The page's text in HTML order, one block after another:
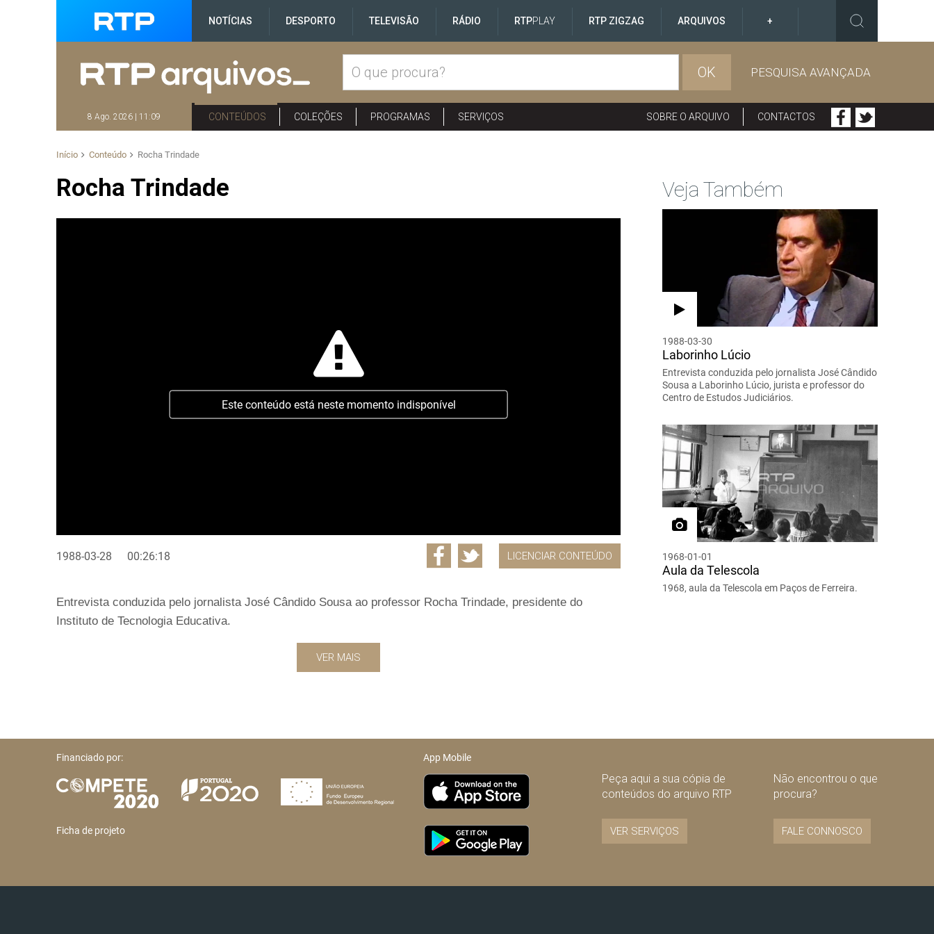
NOTÍCIAS DESPORTO TELEVISÃO RÁDIO RTPPLAY RTP ZIGZAG ARQUIVOS +
OK PESQUISA AVANÇADA
8 Ago. 2026 | 11:09 CONTEÚDOS COLEÇÕES PROGRAMAS SERVIÇOS SOBRE O ARQUIVO CONTACTOS
Início Conteúdo Rocha Trindade
Rocha Trindade
Este conteúdo está neste momento indisponível
1988-03-28 00:26:18 LICENCIAR CONTEÚDO
Entrevista conduzida pelo jornalista José Cândido Sousa ao professor Rocha Trindade, presidente do
Instituto de Tecnologia Educativa.
VER MAIS
Veja Também
1988-03-30
Laborinho Lúcio
Entrevista conduzida pelo jornalista José Cândido
Sousa a Laborinho Lúcio, jurista e professor do
Centro de Estudos Judiciários.
1968-01-01
Aula da Telescola
1968, aula da Telescola em Paços de Ferreira.
Financiado por:
Ficha de projeto
App Mobile
Peça aqui a sua cópia de
conteúdos do arquivo RTP
VER SERVIÇOS
Não encontrou o que
procura?
FALE CONNOSCO